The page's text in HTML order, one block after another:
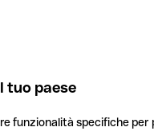
tuo paese
funzionalità specifiche